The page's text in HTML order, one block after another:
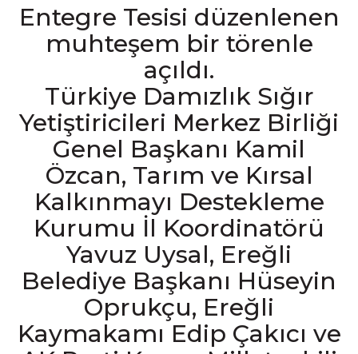
Entegre Tesisi düzenlenen
muhteşem bir törenle
açıldı.
Türkiye Damızlık Sığır
Yetiştiricileri Merkez Birliği
Genel Başkanı Kamil
Özcan, Tarım ve Kırsal
Kalkınmayı Destekleme
Kurumu İl Koordinatörü
Yavuz Uysal, Ereğli
Belediye Başkanı Hüseyin
Oprukçu, Ereğli
Kaymakamı Edip Çakıcı ve